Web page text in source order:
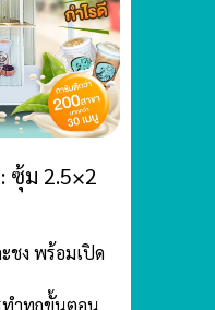
ซุ้ม 2.5×2
ชง พร้อมเปิด
ทำทุกขั้นตอน